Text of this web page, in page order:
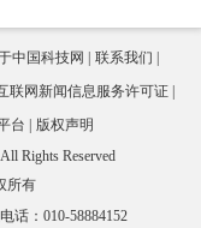
中国科技网
联系我们
联网新闻信息服务许可证
台
版权声明
Rights Reserved
所有
话：010-58884152